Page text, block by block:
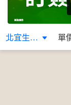
北宜生活圈 單